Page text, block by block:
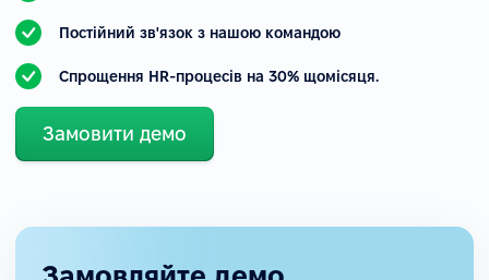
Постійний зв'язок з нашою командою
Спрощення HR-процесів на 30% щомісяця.
Замовити демо